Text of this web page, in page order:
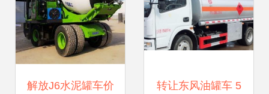
解放J6水泥罐车价 转让东风油罐车 5